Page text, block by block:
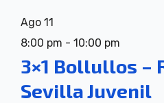
Ago 11
8:00 pm - 10:00 pm
3×1 Bollullos –
Sevilla Juvenil